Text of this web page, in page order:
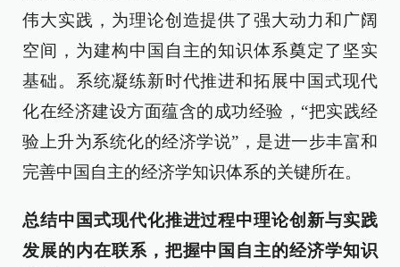
伟大实践，为理论创造提供了强大动力和广阔
空间，为建构中国自主的知识体系奠定了坚实
基础。系统凝练新时代推进和拓展中国式现代
化在经济建设方面蕴含的成功经验，“把实践经
验上升为系统化的经济学说”，是进一步丰富和
完善中国自主的经济学知识体系的关键所在。
总结中国式现代化推进过程中理论创新与实践
发展的内在联系，把握中国自主的经济学知识